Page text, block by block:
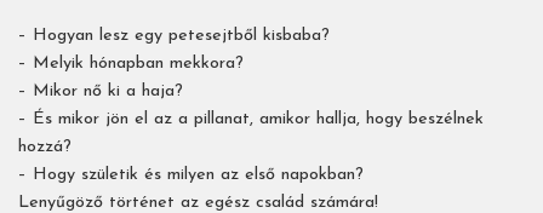
– Hogyan lesz egy petesejtből kisbaba?
– Melyik hónapban mekkora?
– Mikor nő ki a haja?
– És mikor jön el az a pillanat, amikor hallja, hogy beszélnek
hozzá?
– Hogy születik és milyen az első napokban?
Lenyűgöző történet az egész család számára!